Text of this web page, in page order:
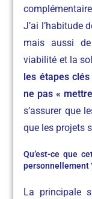
J’ai l’habitude
mais aussi
viabilité et la
les étapes
ne pas «
s’assurer que
que les projets
Qu’est-ce que
personnellement
La principale